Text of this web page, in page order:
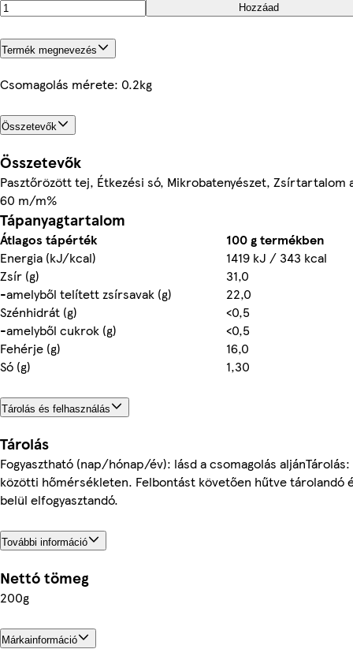
Hozzáad
Termék megnevezés
Csomagolás mérete: 0.2kg
Összetevők
Összetevők
Pasztőrözött tej, Étkezési só, Mikrobatenyészet, Zsírtartalom
60 m/m%
Tápanyagtartalom
Átlagos tápérték
100 g termékben
Energia (kJ/kcal)
1419 kJ / 343 kcal
Zsír (g)
31,0
-amelyből telített zsírsavak (g)
22,0
Szénhidrát (g)
<0,5
-amelyből cukrok (g)
<0,5
Fehérje (g)
16,0
Só (g)
1,30
Tárolás és felhasználás
Tárolás
Fogyasztható (nap/hónap/év): lásd a csomagolás aljánTárolás:
közötti hőmérsékleten. Felbontást követően hűtve tárolandó
belül elfogyasztandó.
További információ
Nettó tömeg
200g
Márkainformáció